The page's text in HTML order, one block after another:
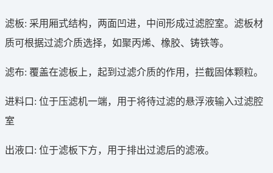
滤板: 采用厢式结构，两面凹进，中间形成过滤腔室。滤板材
质可根据过滤介质选择，如聚丙烯、橡胶、铸铁等。
滤布: 覆盖在滤板上，起到过滤介质的作用，拦截固体颗粒。
进料口: 位于压滤机一端，用于将待过滤的悬浮液输入过滤腔
室
出液口: 位于滤板下方，用于排出过滤后的滤液。